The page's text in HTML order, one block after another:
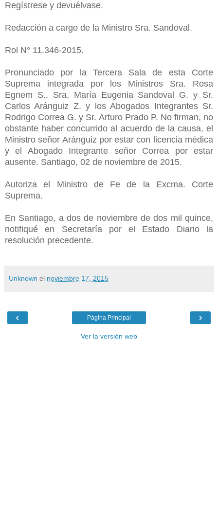
Regístrese y devuélvase.
Redacción a cargo de la Ministro Sra. Sandoval.
Rol N° 11.346-2015.
Pronunciado por la Tercera Sala de esta Corte
Suprema integrada por los Ministros Sra. Rosa
Egnem S., Sra. María Eugenia Sandoval G. y Sr.
Carlos Aránguiz Z. y los Abogados Integrantes Sr.
Rodrigo Correa G. y Sr. Arturo Prado P. No firman, no
obstante haber concurrido al acuerdo de la causa, el
Ministro señor Aránguiz por estar con licencia médica
y el Abogado Integrante señor Correa por estar
ausente. Santiago, 02 de noviembre de 2015.
Autoriza el Ministro de Fe de la Excma. Corte
Suprema.
En Santiago, a dos de noviembre de dos mil quince,
notifiqué en Secretaría por el Estado Diario la
resolución precedente.
Unknown el noviembre 17, 2015
‹ ›
Página Principal
Ver la versión web